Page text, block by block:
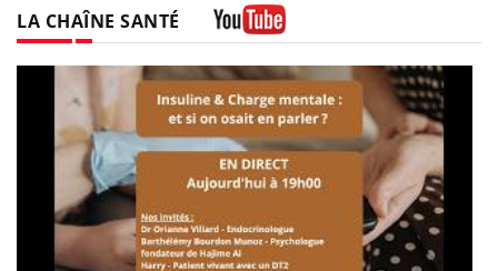
LA CHAÎNE SANTÉ